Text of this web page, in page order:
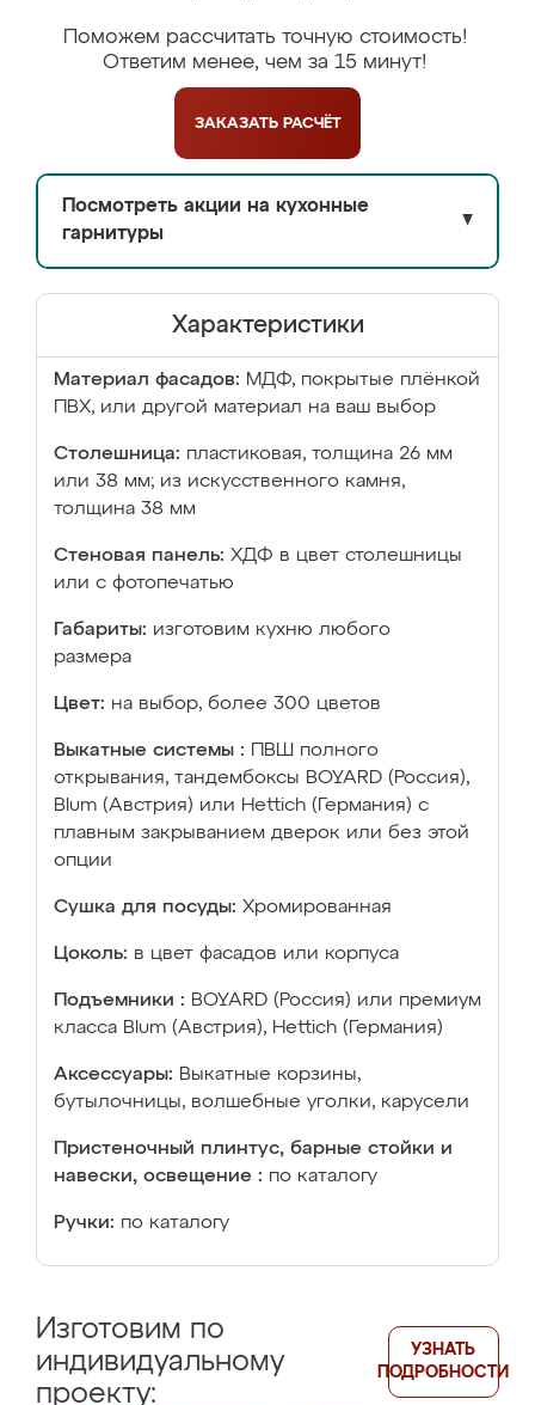
Поможем рассчитать точную стоимость!
Ответим менее, чем за 15 минут!
ЗАКАЗАТЬ РАСЧЁТ
Посмотреть акции на кухонные
гарнитуры
▼
Характеристики
Материал фасадов: МДФ, покрытые плёнкой
ПВХ, или другой материал на ваш выбор
Столешница: пластиковая, толщина 26 мм
или 38 мм; из искусственного камня,
толщина 38 мм
Стеновая панель: ХДФ в цвет столешницы
или с фотопечатью
Габариты: изготовим кухню любого
размера
Цвет: на выбор, более 300 цветов
Выкатные системы :
ПВШ полного
открывания, тандембоксы BOYARD (Россия),
Blum (Австрия) или Hettich (Германия) с
плавным закрыванием дверок или без этой
опции
Сушка для посуды: Хромированная
Цоколь: в цвет фасадов или корпуса
Подъемники : BOYARD (Россия) или премиум
класса Blum (Австрия), Hettich (Германия)
Аксессуары: Выкатные корзины,
бутылочницы, волшебные уголки, карусели
Пристеночный плинтус, барные стойки и
навески, освещение : по каталогу
Ручки: по каталогу
Изготовим по
индивидуальному
проекту:
УЗНАТЬ
ПОДРОБНОСТИ